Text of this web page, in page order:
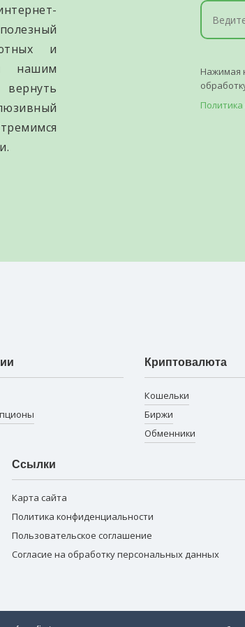
и
нашим
Нажимая
Криптовалюта
Кошельки
Биржи
Обменники
Ссылки
Карта сайта
Политика конфиденциальности
Пользовательское соглашение
Согласие на обработку персональных данных